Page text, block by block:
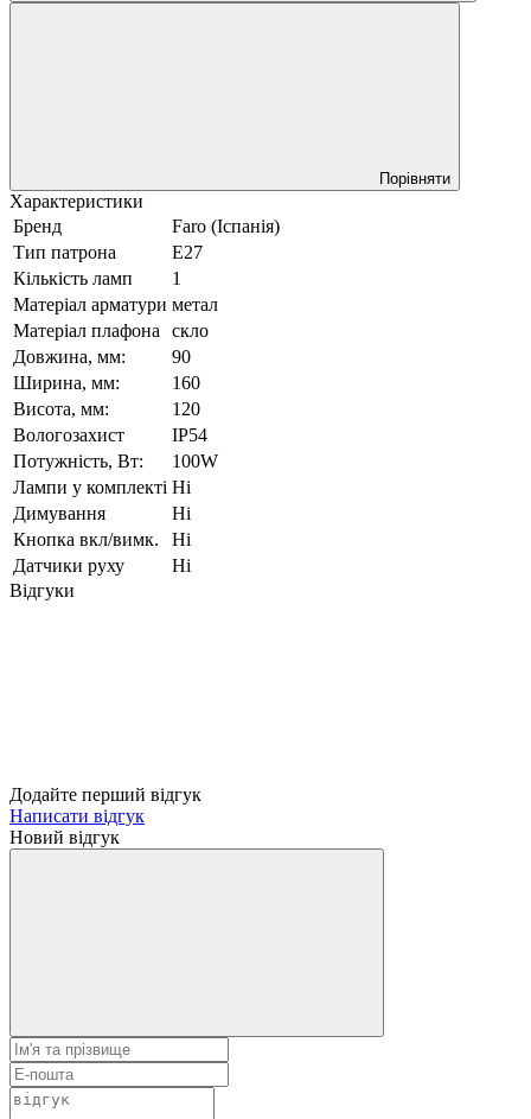
Порівняти
Характеристики
Бренд
Faro (Іспанія)
Тип патрона
E27
Кількість ламп
1
Матеріал арматури метал
Матеріал плафона
скло
Довжина, мм:
90
Ширина, мм:
160
Висота, мм:
120
Вологозахист
IP54
Потужність, Вт:
100W
Лампи у комплекті Ні
Димування
Ні
Кнопка вкл/вимк.
Ні
Датчики руху
Ні
Відгуки
Додайте перший відгук
Написати відгук
Новий відгук